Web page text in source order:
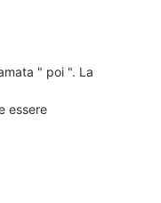
" poi ". La
essere